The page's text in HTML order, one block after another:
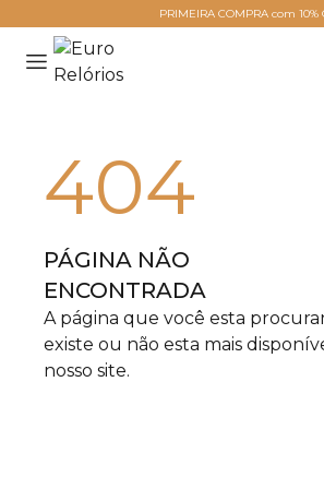
PRIMEIRA COMPRA com 10%
404
PÁGINA NÃO
ENCONTRADA
A página que você esta
existe ou não esta mais
nosso site.